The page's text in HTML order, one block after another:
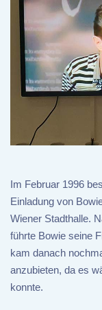
Im Februar 1996
Einladung von
Wiener Stadthalle.
führte Bowie seine
kam danach
anzubieten, da es
konnte.